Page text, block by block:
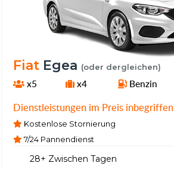
Fiat Egea (oder dergleichen)
x5 x4 Benzin
Dienstleistungen im Preis inbegriffen
Kostenlose Stornierung
7/24 Pannendienst
28+ Zwischen Tagen